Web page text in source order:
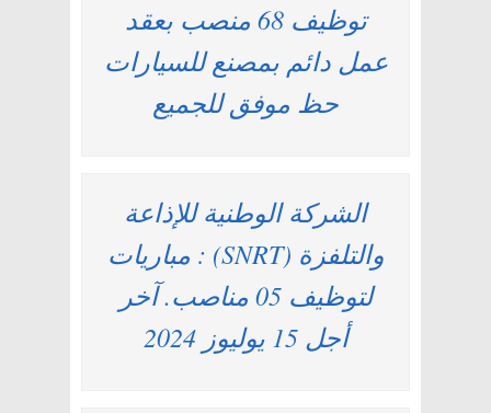
توظيف 68 منصب بعقد
عمل دائم بمصنع للسيارات
حظ موفق للجميع
الشركة الوطنية للإذاعة
والتلفزة (SNRT) : مباريات
لتوظيف 05 مناصب. آخر
أجل 15 يوليوز 2024